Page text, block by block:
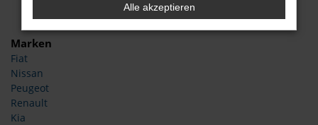
Marken
Fiat
Nissan
Peugeot
Renault
Kia
Alle akzeptieren